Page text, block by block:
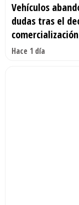
Vehículos
dudas tras el
comercialización
Hace 1 día